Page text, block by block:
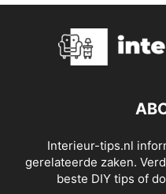
Interieur-tips.nl
gerelateerde zaken.
beste DIY tips of